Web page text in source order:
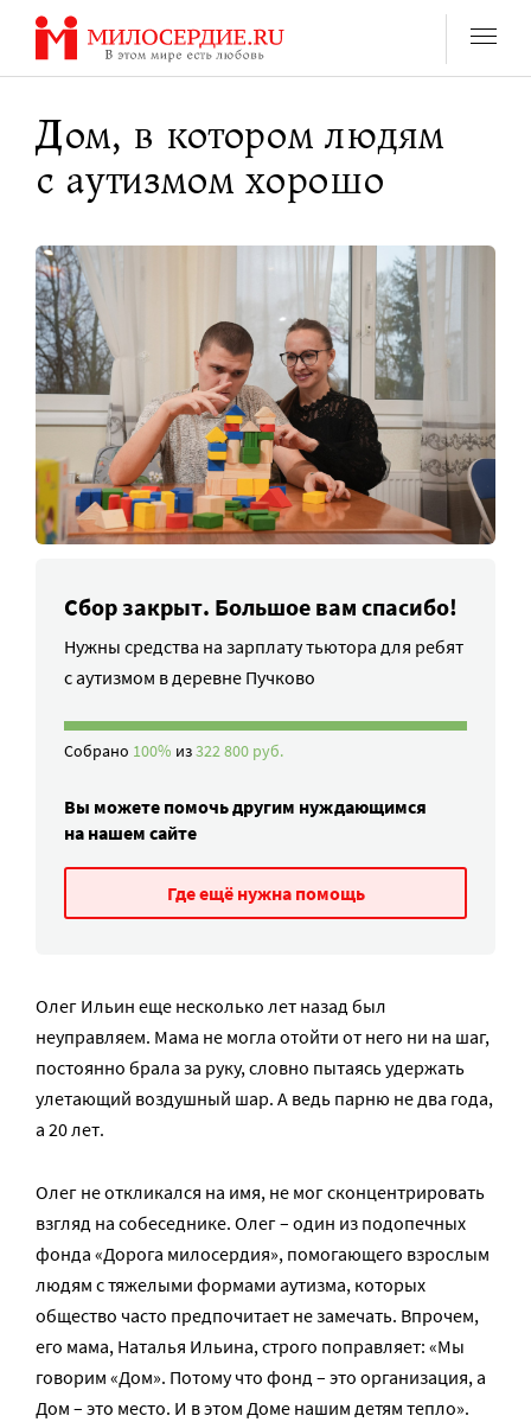
Перейти
содержанию
Дом, в котором людям
с аутизмом хорошо
Сбор закрыт. Большое вам спасибо!
Нужны средства на зарплату тьютора для ребят
с аутизмом в деревне Пучково
Собрано 100% из322 800 руб.
Вы можете помочь другим нуждающимся
на нашем сайте
Где ещё нужна помощь
Олег Ильин еще несколько лет назад был
неуправляем. Мама не могла отойти от него ни на шаг,
постоянно брала за руку, словно пытаясь удержать
улетающий воздушный шар. А ведь парню не два года,
а 20 лет.
Олег не откликался на имя, не мог сконцентрировать
взгляд на собеседнике. Олег – один из подопечных
фонда «Дорога милосердия», помогающего взрослым
людям с тяжелыми формами аутизма, которых
общество часто предпочитает не замечать. Впрочем,
его мама, Наталья Ильина, строго поправляет: «Мы
говорим «Дом». Потому что фонд – это организация, а
Дом – это место. И в этом Доме нашим детям тепло».